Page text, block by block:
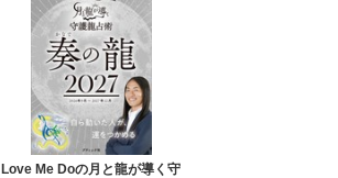
Love Me Doの月と龍が導く守